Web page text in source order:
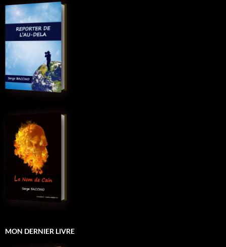
MON DERNIER LIVRE